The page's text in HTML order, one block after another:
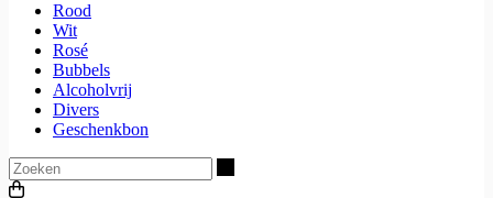
Rood
Wit
Rosé
Bubbels
Alcoholvrij
Divers
Geschenkbon